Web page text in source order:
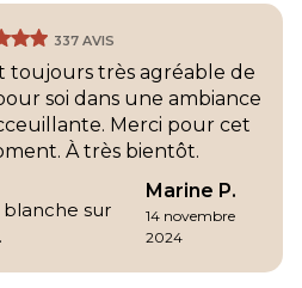
337 AVIS
toujours très agréable de
soi dans une ambiance
Merci pour cet
À très bientôt.
Marine P.
14 novembre
2024